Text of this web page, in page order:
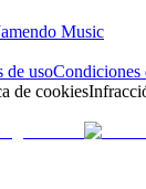
Music
de usoCondiciones
de cookies